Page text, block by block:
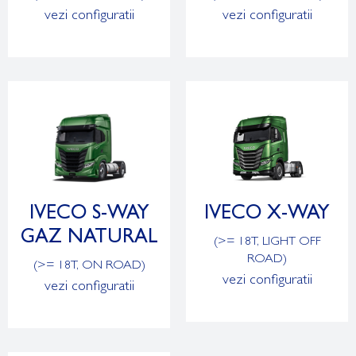
vezi configuratii vezi configuratii
IVECO S-WAY
GAZ NATURAL
(>= 18T, ON ROAD)
vezi configuratii
IVECO X-WAY
(>= 18T, LIGHT OFF
ROAD)
vezi configuratii